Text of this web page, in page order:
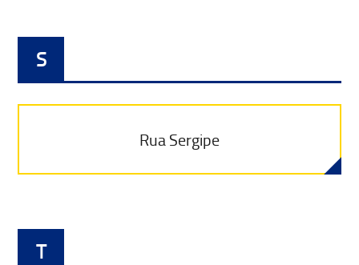
S
Rua Sergipe
T